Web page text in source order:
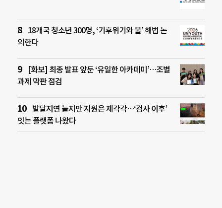
18개국 청소년 300명, ‘기후위기와 물’ 해법 논
의한다
[화보] 최종 발표 앞둔 ‘유일한 아카데미’…조별
과제 막판 점검
발달지연 늘지만 지원은 제각각…‘검사 이후’
잇는 플랫폼 나왔다